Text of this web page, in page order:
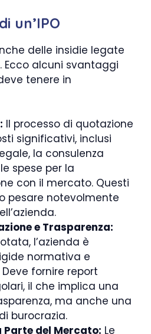
un’IPO
delle insidie legate
Ecco alcuni svantaggi
tenere in
Il processo di quotazione
significativi, inclusi
la consulenza
spese per la
con il mercato. Questi
pesare notevolmente
e Trasparenza:
l’azienda è
normativa e
fornire report
il che implica una
ma anche una
burocrazia.
Parte del Mercato: Le